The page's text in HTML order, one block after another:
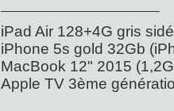
iPad Air 128+4G gris
iPhone 5s gold 32Gb
MacBook 12" 2015
Apple TV 3ème